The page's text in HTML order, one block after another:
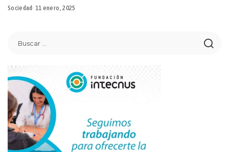
Sociedad 11 enero, 2025